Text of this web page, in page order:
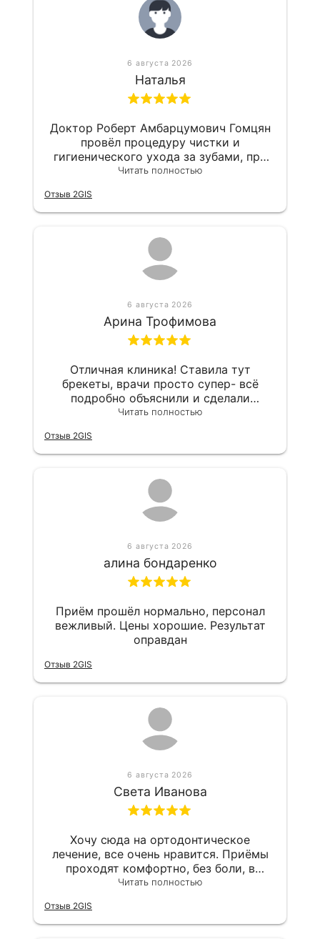
с детальными комментариями. Очень
доволен визитом, все было на высоте!
6 августа 2026
Наталья
Доктор Роберт Амбарцумович Гомцян
провёл процедуру чистки и
гигиенического ухода за зубами, при
этом сразу удалось записаться на
выполняет свою работу, связанную с
поддержанием гигиены, и я чувствую,
Читать полностью
Отзыв 2GIS
6 августа 2026
Арина Трофимова
Отличная клиника! Ставила тут
брекеты, врачи просто супер- всё
подробно объяснили и сделали
аккуратно. Результатом уже довольна,
Читать полностью
Отзыв 2GIS
6 августа 2026
алина бондаренко
Приём прошёл нормально, персонал
вежливый. Цены хорошие. Результат
оправдан
Отзыв 2GIS
6 августа 2026
Света Иванова
Хочу сюда на ортодонтическое
лечение, все очень нравится. Приёмы
проходят комфортно, без боли, в
клинике всегда чистота и порядок.
Читать полностью
Отзыв 2GIS